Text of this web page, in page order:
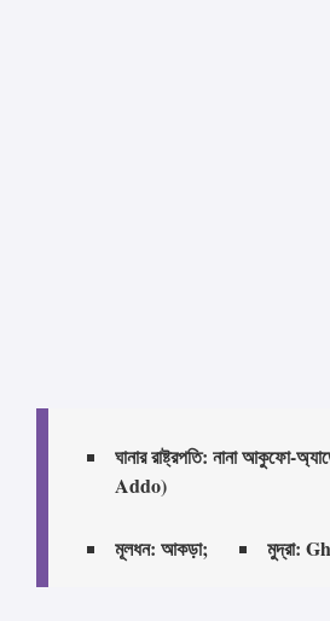
ঘানার রাষ্ট্রপতি: নানা আকুফো-
Addo)
মূলধন: আকড়া; মুদ্রা: